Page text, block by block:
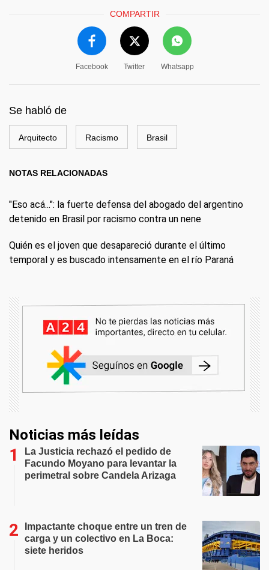
COMPARTIR
Facebook Twitter Whatsapp
Se habló de
Arquitecto Racismo Brasil
NOTAS RELACIONADAS
"Eso acá...": la fuerte defensa del abogado del argentino
detenido en Brasil por racismo contra un nene
Quién es el joven que desapareció durante el último
temporal y es buscado intensamente en el río Paraná
Noticias más leídas
La Justicia rechazó el pedido de
Facundo Moyano para levantar la
perimetral sobre Candela Arizaga
Impactante choque entre un tren de
carga y un colectivo en La Boca:
siete heridos